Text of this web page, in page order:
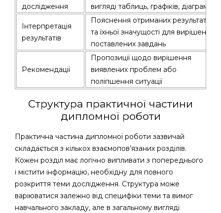
дослідження вигляді таблиць, графіків, діаграм
Інтерпретація
результатів
Пояснення отриманих результатів
та їхньої значущості для вирішення
поставлених завдань
Рекомендації
Пропозиції щодо вирішення
виявлених проблем або
поліпшення ситуації
Структура практичної частини
дипломної роботи
Практична частина дипломної роботи зазвичай
складається з кількох взаємопов’язаних розділів.
Кожен розділ має логічно випливати з попереднього
і містити інформацію, необхідну для повного
розкриття теми дослідження. Структура може
варіюватися залежно від специфіки теми та вимог
навчального закладу, але в загальному вигляді